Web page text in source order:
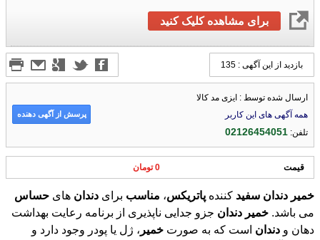
برای مشاهده کلیک کنید
بازدید از این آگهی : 135
ارسال شده توسط : ایزی مد کالا
همه آگهی های این کاربر
تلفن:02126454051
پرسش از آگهی دهنده
قیمت 0 تومان
خمیر دندان سفید کننده پاتریکس، مناسب برای دندان های حساس
می باشد. خمیر دندان جزو جدایی‌ ناپذیری از برنامه رعایت بهداشت
دهان و دندان است که به صورت خمیر ، ژل یا پودر وجود دارد و